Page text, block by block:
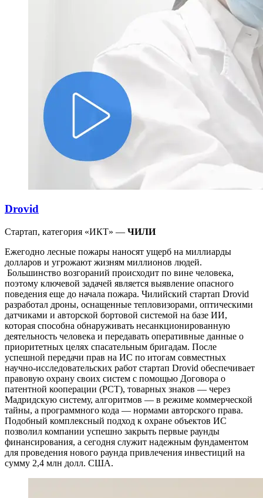
Drovid
Стартап, категория «ИКТ» — ЧИЛИ
Ежегодно лесные пожары наносят ущерб на миллиарды
долларов и угрожают жизням миллионов людей.
Большинство возгораний происходит по вине человека,
поэтому ключевой задачей является выявление опасного
поведения еще до начала пожара. Чилийский стартап Drovid
разработал дроны, оснащенные тепловизорами, оптическими
датчиками и авторской бортовой системой на базе ИИ,
которая способна обнаруживать несанкционированную
деятельность человека и передавать оперативные данные о
приоритетных целях спасательным бригадам. После
успешной передачи прав на ИС по итогам совместных
научно-исследовательских работ стартап Drovid обеспечивает
правовую охрану своих систем с помощью Договора о
патентной кооперации (РСТ), товарных знаков — через
Мадридскую систему, алгоритмов — в режиме коммерческой
тайны, а программного кода — нормами авторского права.
Подобный комплексный подход к охране объектов ИС
позволил компании успешно закрыть первые раунды
финансирования, а сегодня служит надежным фундаментом
для проведения нового раунда привлечения инвестиций на
сумму 2,4 млн долл. США.